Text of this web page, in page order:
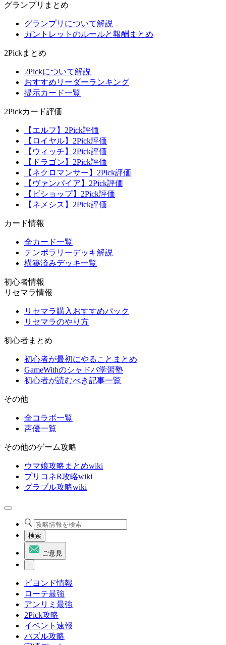
グランプリまとめ
グランプリについて解説
ガントレットのルールと報酬まとめ
2Pickまとめ
2Pickについて解説
おすすめリーダーランキング
提示カード一覧
2Pickカード評価
【エルフ】2Pick評価
【ロイヤル】2Pick評価
【ウィッチ】2Pick評価
【ドラゴン】2Pick評価
【ネクロマンサー】2Pick評価
【ヴァンパイア】2Pick評価
【ビショップ】2Pick評価
【ネメシス】2Pick評価
カード情報
全カード一覧
テンポラリーデッキ解説
構築済みデッキ一覧
初心者情報
リセマラ情報
リセマラ購入おすすめパック
リセマラのやり方
初心者まとめ
初心者が最初にやることまとめ
GameWithのシャドバ学習塾
初心者が読むべき記事一覧
その他
全コラボ一覧
声優一覧
その他のゲーム攻略
ウマ娘攻略まとめwiki
プリコネR攻略wiki
グラブル攻略wiki
検索
ご意見
ビヨンド情報
ローテ最強
アンリミ最強
2Pick攻略
イベント速報
パズル攻略